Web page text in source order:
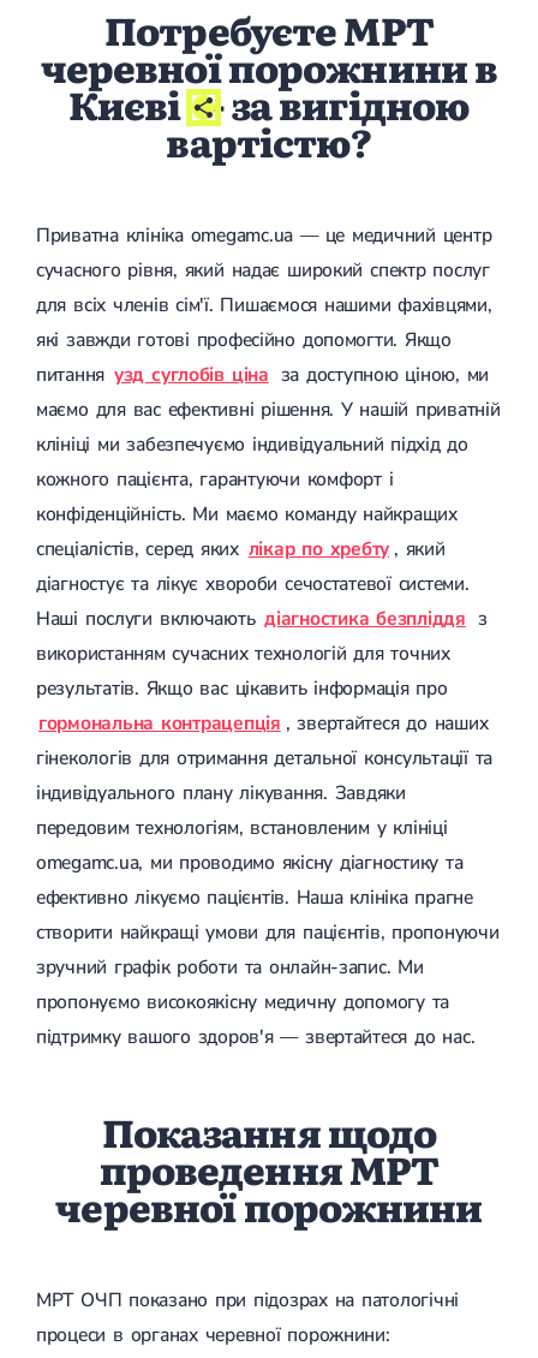
Ендокринологія
Цукровий діабет
Цукровий діабет 1 типу
Цукровий діабет 2 типу
Нецукровий діабет
Вузловий зоб
Дифузний зоб
Підгострий тиреоїдит
Аутоиммунный тиреоидит
Гіпертиреоз
Гіпотиреоз
Хвороба Іценко-Кушинга
Гіпоталамічний синдром
Гірсутизм
Кіста щитовидної залози
Ожиріння
Наднирковозалозна недостатність (хвороба Аддісона)
Фізіотерапія
Ударно-хвильова терапія
Магнітотерапія
Лазерна терапія
Реабілітація
Реабілітація після перелому
Реабілітація після вивиху
Реабілітація після ендопротезування
Реабілітація після артроскопії
Лікувальна фізкультура
Дерматологія
Масаж
Потребуєте МРТ
черевної порожнини в
Києві - за вигідною
вартістю?
Приватна клініка omegamc.ua — це медичний центр
сучасного рівня, який надає широкий спектр послуг
для всіх членів сім'ї. Пишаємося нашими фахівцями,
які завжди готові професійно допомогти. Якщо
питання узд суглобів ціна за доступною ціною, ми
маємо для вас ефективні рішення. У нашій приватній
клініці ми забезпечуємо індивідуальний підхід до
кожного пацієнта, гарантуючи комфорт і
конфіденційність. Ми маємо команду найкращих
спеціалістів, серед яких лікар по хребту , який
діагностує та лікує хвороби сечостатевої системи.
Наші послуги включають діагностика безпліддя з
використанням сучасних технологій для точних
результатів. Якщо вас цікавить інформація про
гормональна контрацепція , звертайтеся до наших
гінекологів для отримання детальної консультації та
індивідуального плану лікування. Завдяки
передовим технологіям, встановленим у клініці
omegamc.ua, ми проводимо якісну діагностику та
ефективно лікуємо пацієнтів. Наша клініка прагне
створити найкращі умови для пацієнтів, пропонуючи
зручний графік роботи та онлайн-запис. Ми
пропонуємо високоякісну медичну допомогу та
підтримку вашого здоров'я — звертайтеся до нас.
Показання щодо
проведення МРТ
черевної порожнини
МРТ ОЧП показано при підозрах на патологічні
процеси в органах черевної порожнини: